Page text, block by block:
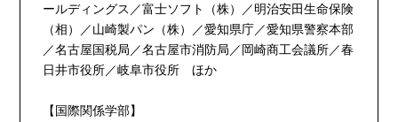
ールディングス／富士ソフト（株）／明治安田生命保険
（相）／山崎製パン（株）／愛知県庁／愛知県警察本部
／名古屋国税局／名古屋市消防局／岡崎商工会議所／春
日井市役所／岐阜市役所 ほか
【国際関係学部】